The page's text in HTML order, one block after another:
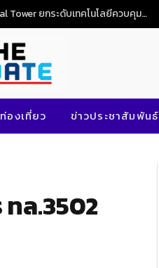
“ภัทรพงศ์” หนุน บวท. ลุยโครงการ Digital Tower ยกระดับเทคโนโลยีควบคุมจราจรทางอากาศไทย
องเที่ยว ข่าวประชาสัมพันธ์
ล.3502